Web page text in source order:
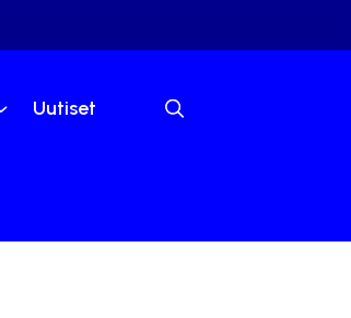
Uutiset